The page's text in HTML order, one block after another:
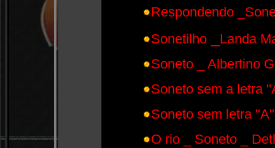
Respondendo
Sonetilho_
Landa
Soneto _ Albertino
Soneto sem a letra
Soneto sem letra
O rio _ Soneto _